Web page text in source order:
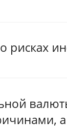
рисках